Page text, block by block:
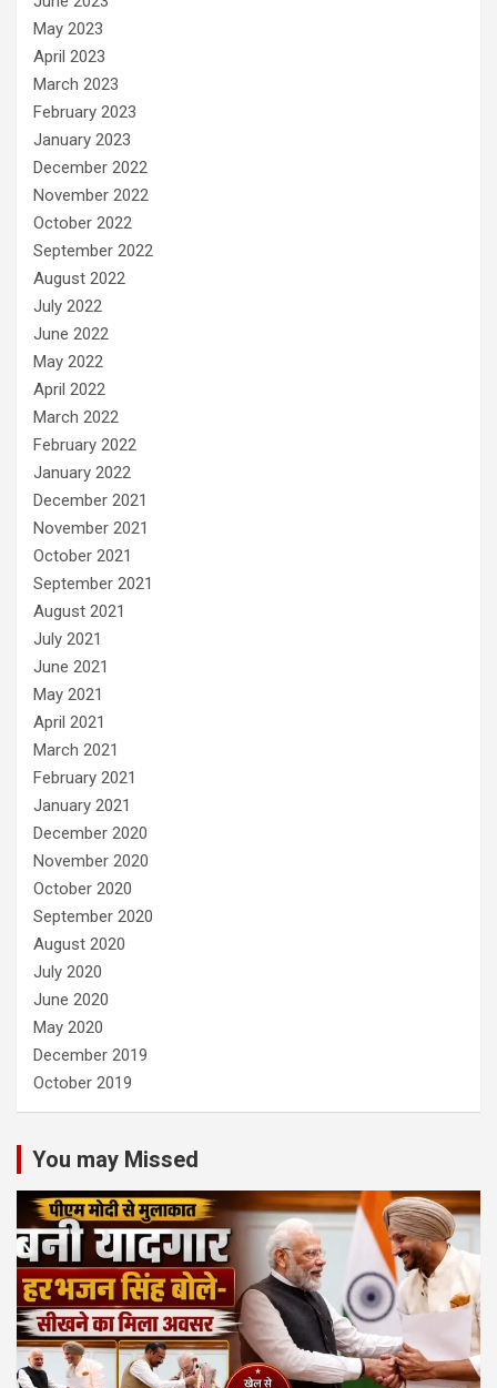
May 2023
April 2023
March 2023
February 2023
January 2023
December 2022
November 2022
October 2022
September 2022
August 2022
July 2022
June 2022
May 2022
April 2022
March 2022
February 2022
January 2022
December 2021
November 2021
October 2021
September 2021
August 2021
July 2021
June 2021
May 2021
April 2021
March 2021
February 2021
January 2021
December 2020
November 2020
October 2020
September 2020
August 2020
July 2020
June 2020
May 2020
December 2019
October 2019
You may Missed